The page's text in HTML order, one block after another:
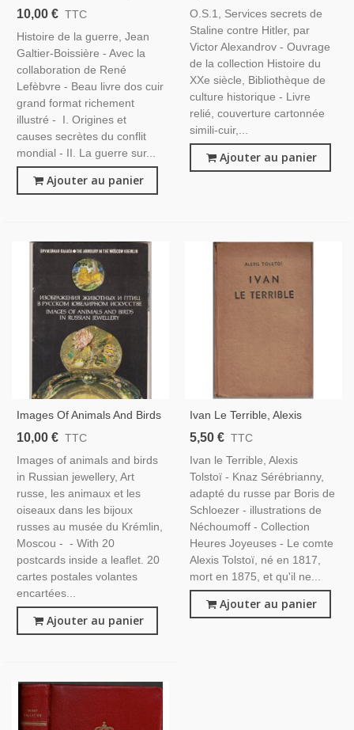
Galtier-Boissière, 1933 -
Guerre Mondiale,
10,00 € TTC
Histoire de la guerre, Jean
Galtier-Boissière - Avec la
collaboration de René
Lefèbvre - Beau livre dos cuir
grand format richement
illustré - I. Origines et
causes secrètes du conflit
mondial - II. La guerre sur...
Ajouter au panier
Alexandrov, 1968 - 2e
Guerre Mondiale,
Espionnage,
O.S.1, Services secrets de
Staline contre Hitler, par
Victor Alexandrov - Ouvrage
de la collection Histoire du
XXe siècle, Bibliothèque de
culture historique - Livre
relié, couverture cartonnée
simili-cuir,...
Ajouter au panier
Images Of Animals And Birds
In Russian Jewellery - Cartes
Orfèvrerie, Bijoux, Art Russe,
Russian Art
10,00 € TTC
Images of animals and birds
in Russian jewellery, Art
russe, les animaux et les
oiseaux dans les bijoux
russes au musée du Krémlin,
Moscou - - With 20
postcards inside a leaflet. 20
cartes postales volantes
encartées...
Ajouter au panier
Ivan Le Terrible, Alexis
Tolstoï, 1947 - Russie, XVIe
IV, Littérature Jeunesse,
Heures Joyeuses,
5,50 € TTC
Ivan le Terrible, Alexis
Tolstoï - Knaz Sérébrianny,
adapté du russe par Boris de
Schloezer - illustrations de
Néchoumoff - Collection
Heures Joyeuses - Le comte
Alexis Tolstoï, né en 1817,
mort en 1875, et qu'il ne...
Ajouter au panier